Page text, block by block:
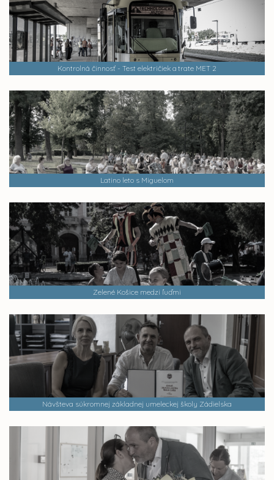
Kontrolná činnosť - Test električiek a trate MET 2
Latino leto s Miguelom
Zelené Košice medzi ľuďmi
Návšteva súkromnej základnej umeleckej školy Zádielska